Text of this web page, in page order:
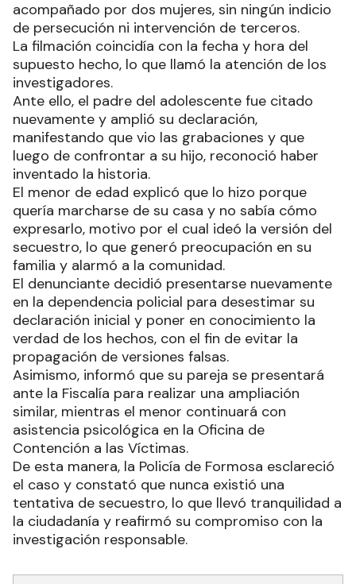
acompañado por dos mujeres, sin ningún indicio
de persecución ni intervención de terceros.
La filmación coincidía con la fecha y hora del
supuesto hecho, lo que llamó la atención de los
investigadores.
Ante ello, el padre del adolescente fue citado
nuevamente y amplió su declaración,
manifestando que vio las grabaciones y que
luego de confrontar a su hijo, reconoció haber
inventado la historia.
El menor de edad explicó que lo hizo porque
quería marcharse de su casa y no sabía cómo
expresarlo, motivo por el cual ideó la versión del
secuestro, lo que generó preocupación en su
familia y alarmó a la comunidad.
El denunciante decidió presentarse nuevamente
en la dependencia policial para desestimar su
declaración inicial y poner en conocimiento la
verdad de los hechos, con el fin de evitar la
propagación de versiones falsas.
Asimismo, informó que su pareja se presentará
ante la Fiscalía para realizar una ampliación
similar, mientras el menor continuará con
asistencia psicológica en la Oficina de
Contención a las Víctimas.
De esta manera, la Policía de Formosa esclareció
el caso y constató que nunca existió una
tentativa de secuestro, lo que llevó tranquilidad a
la ciudadanía y reafirmó su compromiso con la
investigación responsable.